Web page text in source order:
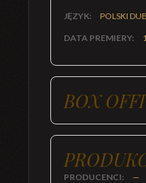
JĘZYK: POLSKI
DATA PREMIERY:
BOX
PRODUCENCI: —